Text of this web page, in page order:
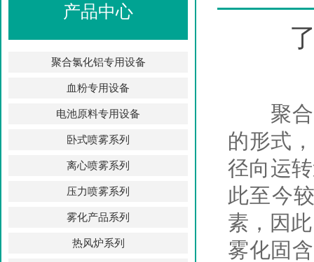
产品中心
聚合氯化铝专用设备
血粉专用设备
电池原料专用设备
卧式喷雾系列
离心喷雾系列
压力喷雾系列
雾化产品系列
热风炉系列
聚合氯
的形式
径向运
此至今
素，因
雾化固